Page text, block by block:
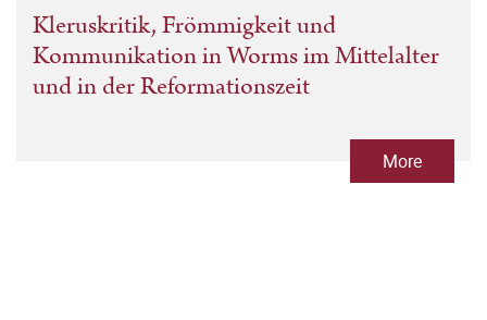
Kleruskritik, Frömmigkeit und
Kommunikation in Worms im Mittelalter
und in der Reformationszeit
More